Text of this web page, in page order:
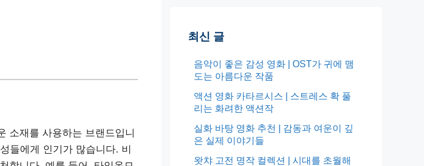
소재를 사용하는 브랜드입니
들에게 인기가 많습니다. 비
최신 글
음악이 좋은 감성 영화 | OST가 귀에 맴
도는 아름다운 작품
액션 영화 카타르시스 | 스트레스 확 풀
리는 화려한 액션작
실화 바탕 영화 추천 | 감동과 여운이 깊
은 실제 이야기들
왓챠 고전 명작 컬렉션 | 시대를 초월해